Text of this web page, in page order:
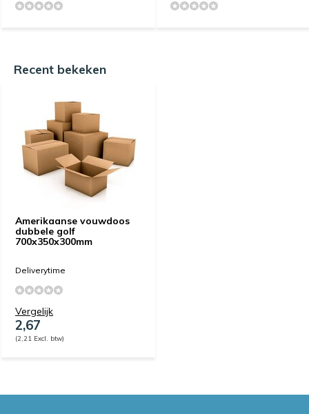
Recent bekeken
Amerikaanse vouwdoos
dubbele golf
700x350x300mm
Deliverytime
Vergelijk
2,67
(2,21 Excl. btw)